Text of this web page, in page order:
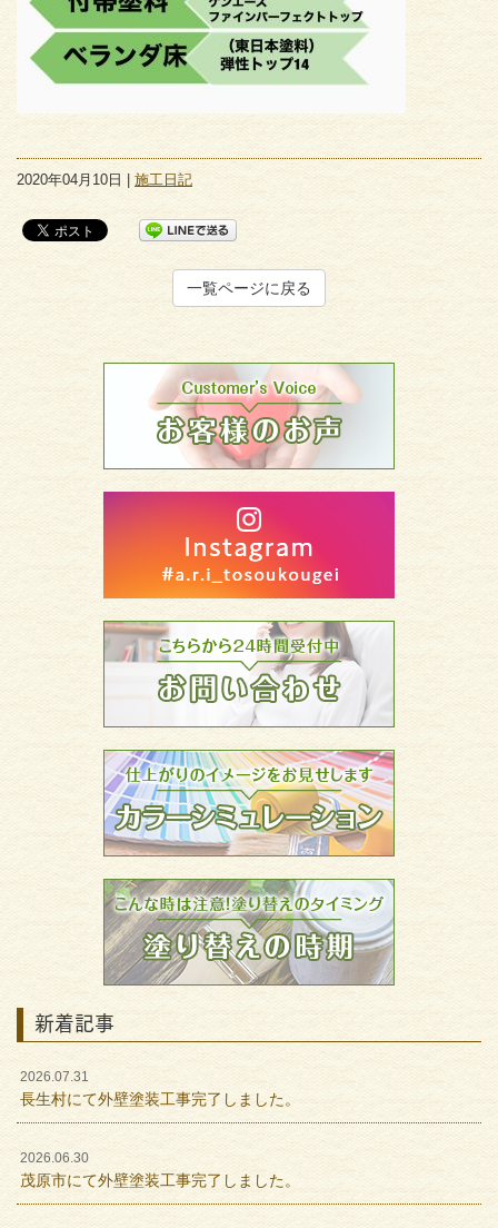
2020年04月10日 | 施工日記
一覧ページに戻る
新着記事
2026.07.31
長生村にて外壁塗装工事完了しました。
2026.06.30
茂原市にて外壁塗装工事完了しました。